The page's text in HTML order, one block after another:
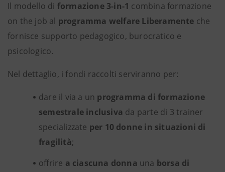
Il modello di formazione 3-in-1 combina formazione
on the job al programma welfare Liberamente che
fornisce supporto pedagogico, burocratico e
psicologico.
Nel dettaglio, i fondi raccolti serviranno per:
dare il via a un programma di formazione
semestrale inclusiva da parte di 3 trainer
specializzate per 10 donne in situazioni di
fragilità;
offrire a ciascuna donna una borsa di